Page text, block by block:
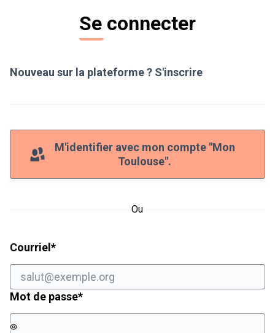
Se connecter
Nouveau sur la plateforme ? S'inscrire
M'identifier avec mon compte "Mon
Toulouse".
Ou
Courriel *Champ obligatoire
Mot de passe*Champ obligatoire